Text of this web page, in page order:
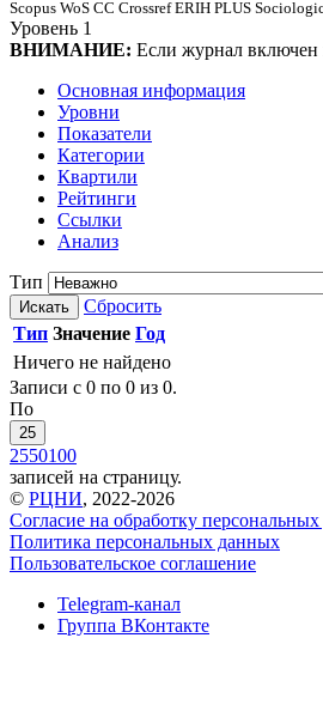
Scopus WoS CC Crossref ERIH PLUS
Уровень 1
ВНИМАНИЕ: Если журнал включен
Основная информация
Уровни
Показатели
Категории
Квартили
Рейтинги
Ссылки
Анализ
Тип
Искать
Сбросить
Тип Значение Год
Ничего не найдено
Записи с 0 по 0 из 0.
По
25
2550100
записей на страницу.
© РЦНИ, 2022-2026
Согласие на обработку
Политика персональных данных
Пользовательское соглашение
Telegram-канал
Группа ВКонтакте